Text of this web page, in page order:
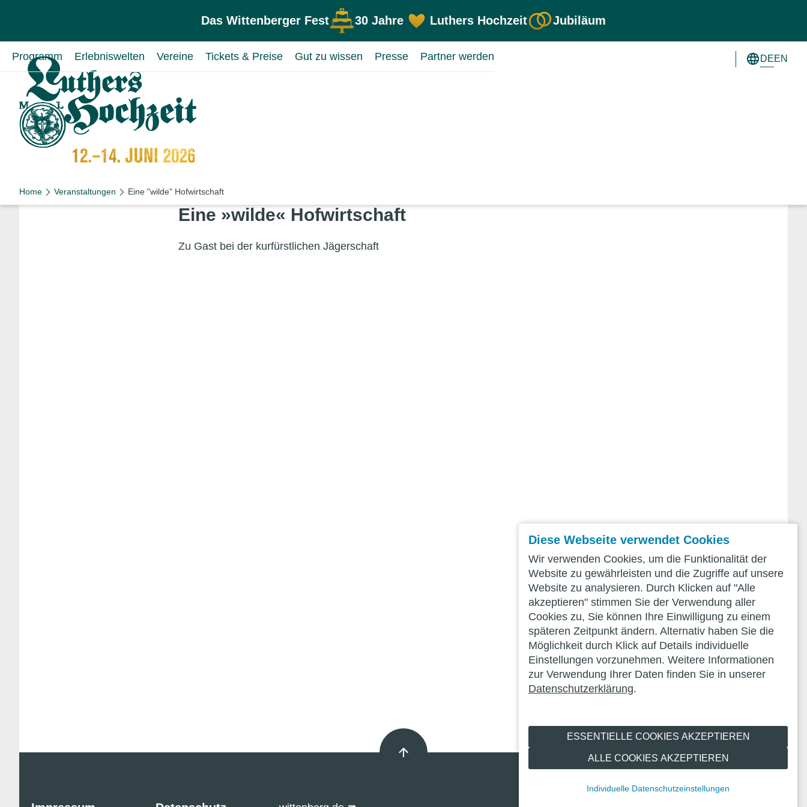
Diese Webseite verwendet Cookies
Wir verwenden Cookies, um die Funktionalität der
Website zu gewährleisten und die Zugriffe auf unsere
Website zu analysieren. Durch Klicken auf "Alle
akzeptieren" stimmen Sie der Verwendung aller
Cookies zu, Sie können Ihre Einwilligung zu einem
späteren Zeitpunkt ändern. Alternativ haben Sie die
Möglichkeit durch Klick auf Details individuelle
Einstellungen vorzunehmen. Weitere Informationen
zur Verwendung Ihrer Daten finden Sie in unserer
Datenschutzerklärung.
ALLE COOKIES AKZEPTIEREN
ESSENTIELLE COOKIES AKZEPTIEREN
Individuelle Datenschutzeinstellungen
Das Wittenberger Fest 30 Jahre Luthers Hochzeit Jubiläum
DEEN
Programm Erlebniswelten Vereine Tickets & Preise Gut zu wissen Presse Partner werden
Home Veranstaltungen Eine "wilde" Hofwirtschaft
Eine »wilde« Hofwirtschaft
Zu Gast bei der kurfürstlichen Jägerschaft